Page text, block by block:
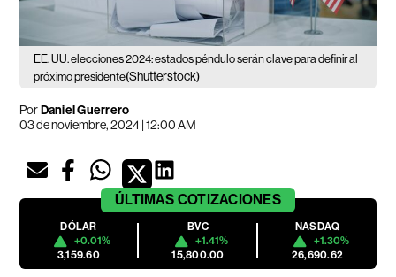
EE. UU. elecciones 2024: estados péndulo serán clave para definir al
próximo presidente(Shutterstock)
PorDaniel Guerrero
03 de noviembre, 2024 | 12:00 AM
ÚLTIMAS COTIZACIONES
DÓLAR
+0.01%
3,159.60
BVC
+1.41%
15,800.00
NASDAQ
+1.30%
26,690.62